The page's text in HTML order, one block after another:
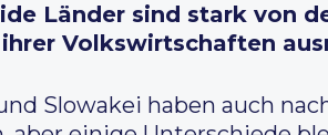
Länder sind stark von
Volkswirtschaften
Slowakei haben auch